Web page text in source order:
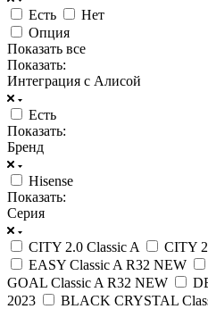
Есть
Нет
Опция
Показать все
Показать:
Интеграция с Алисой
Есть
Показать:
Бренд
Hisense
Показать:
Серия
CITY 2.0 Classic A
CITY
EASY Classic A R32 NEW
GOAL Classic A R32 NEW
2023
BLACK CRYSTAL